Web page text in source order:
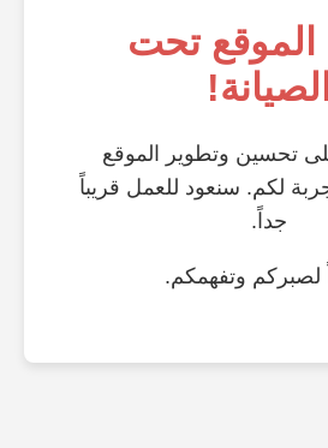
الموقع تحت
الصيانة!
تحسين وتطوير الموقع
لكم. سنعود للعمل قريباً
جداً.
لصبركم وتفهمكم.